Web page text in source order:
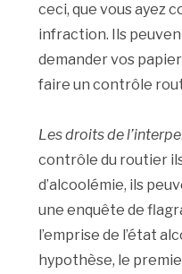
ceci, que vous ayez
infraction. Ils
demander vos
faire un contrôle
Les droits de
contrôle du routier
d’alcoolémie, ils
une enquête de
l’emprise de l’état
hypothèse, le